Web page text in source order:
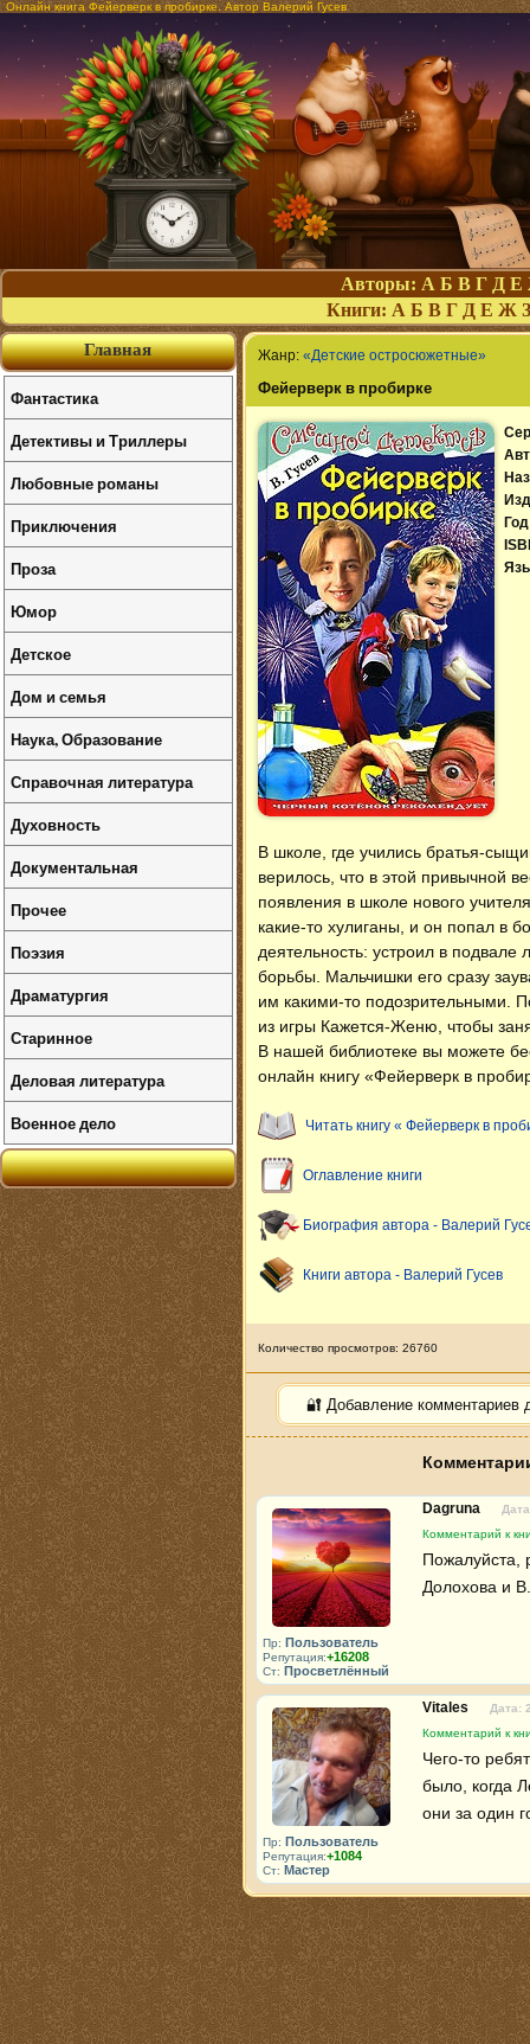
Онлайн книга Фейерверк в пробирке. Автор Валерий Гусев
Авторы: А Б В Г Д Е
Книги: А Б В Г Д Е Ж З
Жанр: «Детские остросюжетные»
Фейерверк в пробирке
В школе, где учились братья-
верилось, что в этой привычной
появления в школе нового
какие-то хулиганы, и он попал в
деятельность: устроил в
борьбы. Мальчишки его сразу
им какими-то подозрительными.
из игры Кажется-Женю, чтобы
В нашей библиотеке вы можете
онлайн книгу «Фейерверк в
Читать книгу « Фейерверк в
Оглавление книги
Биография автора - Валерий
Книги автора - Валерий Гусев
Количество просмотров: 26760
🔐 Добавление комментариев
Пр: Пользователь
Репутация:+16208
Ст: Просветлённый
Dagruna
Комментарий к
Пожалуйста,
Долохова и
Пр: Пользователь
Репутация:+1084
Ст: Мастер
Vitales
Дата:
Комментарий к
Чего-то
было, когда
они за один
Главная
Фантастика
Детективы и Триллеры
Любовные романы
Приключения
Проза
Юмор
Детское
Дом и семья
Наука, Образование
Справочная литература
Духовность
Документальная
Прочее
Поэзия
Драматургия
Старинное
Деловая литература
Военное дело